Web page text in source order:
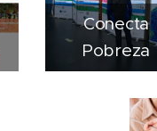
Conecta
Pobreza